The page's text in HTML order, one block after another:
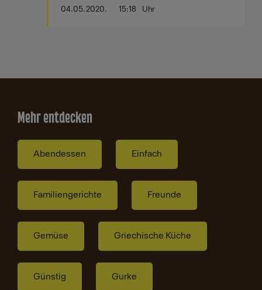
04.05.2020. 15:18 Uhr
Mehr entdecken
Abendessen Einfach
Familiengerichte Freunde
Gemüse Griechische Küche
Günstig Gurke